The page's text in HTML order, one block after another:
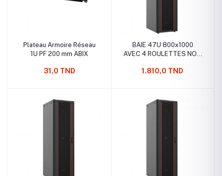
Plateau Armoire Réseau
1U PF 200 mm ABIX
31,0 TND
BAIE 47U 800x1000
AVEC 4 ROULETTES NOIR
1.810,0 TND